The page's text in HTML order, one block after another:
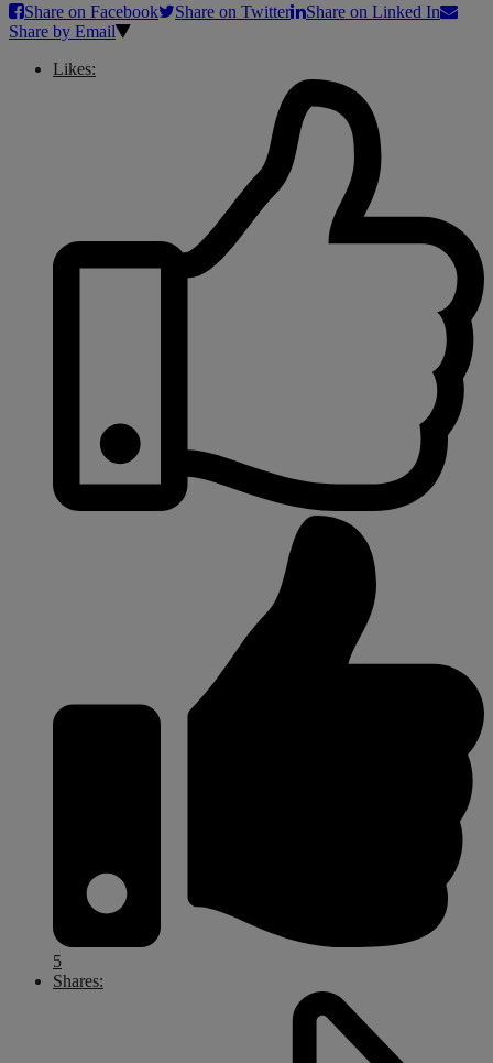
Share on Facebook
Share on Twitter
Share on Linked In
Share by Email
Likes:
5
Shares: